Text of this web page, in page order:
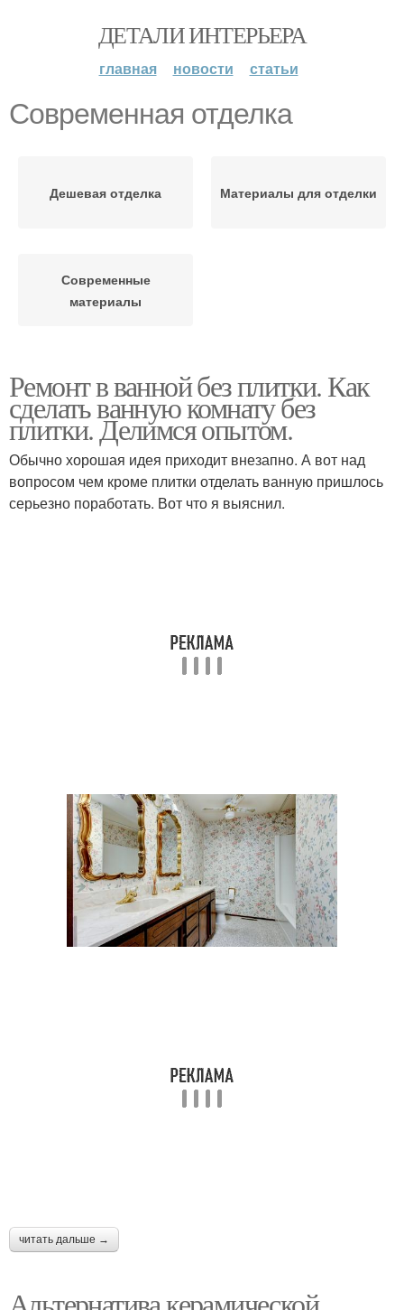
ДЕТАЛИ ИНТЕРЬЕРА
главная новости статьи
Современная отделка
Дешевая отделка Материалы для отделки
Современные
материалы
Ремонт в ванной без плитки. Как
сделать ванную комнату без
плитки. Делимся опытом.
Обычно хорошая идея приходит внезапно. А вот над
вопросом чем кроме плитки отделать ванную пришлось
серьезно поработать. Вот что я выяснил.
читать дальше →